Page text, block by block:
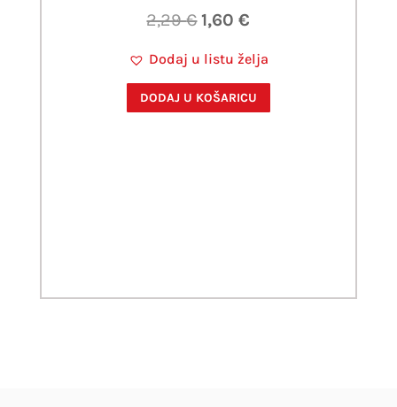
2,29€Izvorna
bila
je:
2,29 €.
1,60€
je:
1,60 €.
Dodaj u listu želja
DODAJ U KOŠARICU